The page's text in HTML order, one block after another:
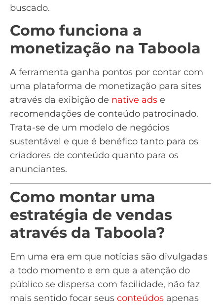
buscado.
Como funciona a
monetização na Taboola
A ferramenta ganha pontos por contar com
uma plataforma de monetização para sites
através da exibição de native ads e
recomendações de conteúdo patrocinado.
Trata-se de um modelo de negócios
sustentável e que é benéfico tanto para os
criadores de conteúdo quanto para os
anunciantes.
Como montar uma
estratégia de vendas
através da Taboola?
Em uma era em que notícias são divulgadas
a todo momento e em que a atenção do
público se dispersa com facilidade, não faz
mais sentido focar seus conteúdos apenas